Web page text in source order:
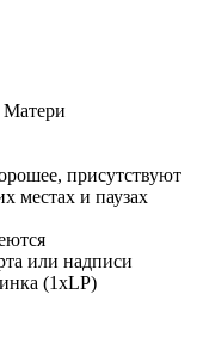
присутствуют
местах и паузах
или надписи
(1xLP)